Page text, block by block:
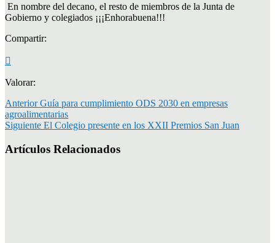
En nombre del decano, el resto de miembros de la Junta de
Gobierno y colegiados ¡¡¡Enhorabuena!!!
Compartir:
Valorar:
Anterior Guía para cumplimiento ODS 2030 en empresas
agroalimentarias
Siguiente El Colegio presente en los XXII Premios San Juan
Artículos Relacionados